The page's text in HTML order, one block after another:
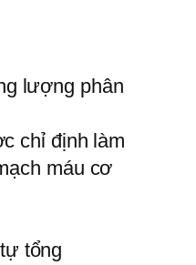
lượng phân
chỉ định làm
máu cơ
tổng